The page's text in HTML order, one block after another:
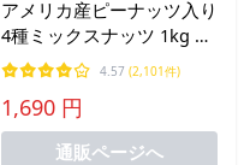
アメリカ産ピーナッツ入り
4種ミックスナッツ 1kg ハ
イオレイックピーナッツ
アーモンド 生くるみ カシ
ューナッツ 落花生 素焼き
無塩 送料無料
4.57 (2,101件)
1,690 円
通販ページへ